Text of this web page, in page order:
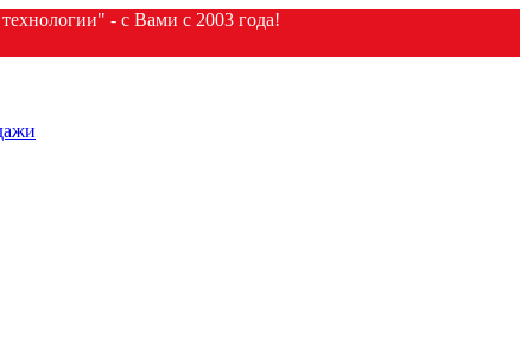
- с Вами с 2003 года!